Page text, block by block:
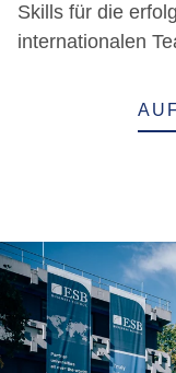
Skills für die
internationalen